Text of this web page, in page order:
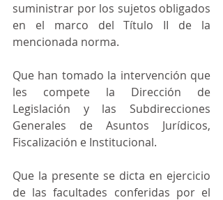
suministrar por los sujetos obligados
en el marco del Título II de la
mencionada norma.
Que han tomado la intervención que
les compete la Dirección de
Legislación y las Subdirecciones
Generales de Asuntos Jurídicos,
Fiscalización e Institucional.
Que la presente se dicta en ejercicio
de las facultades conferidas por el